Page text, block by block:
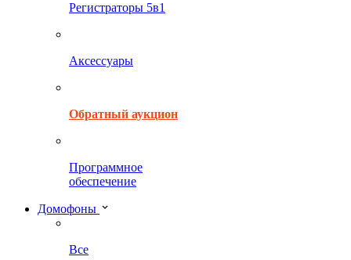
Регистраторы 5в1
Аксессуары
Обратный аукцион
Программное
обеспечение
Домофоны
Все